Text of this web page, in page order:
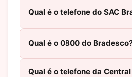
Qual é o telefone do SAC
Qual é o 0800 do Bradesco?
Qual é o telefone da